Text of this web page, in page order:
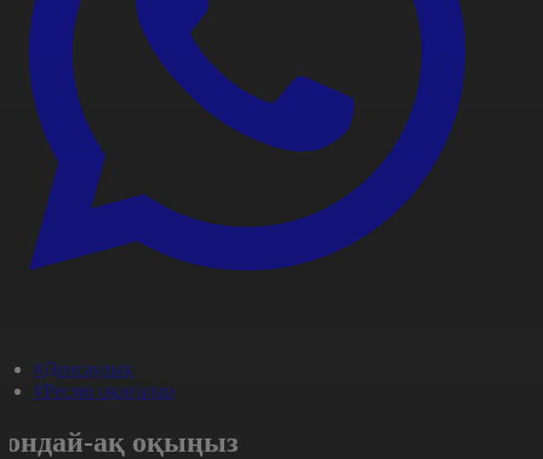
#Денсаулық
#Ресми оқиғалар
ақ оқыңыз